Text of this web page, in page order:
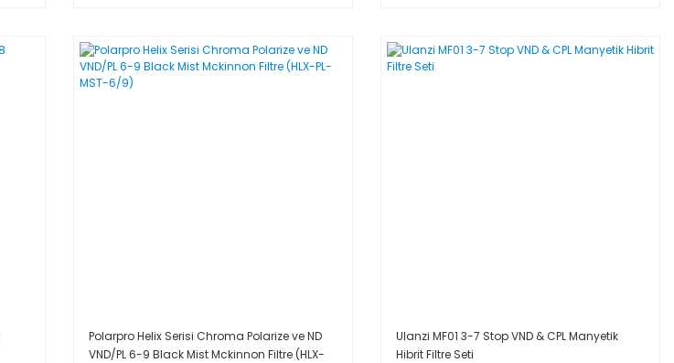
Polarpro Helix Serisi Chroma Polarize ve ND
VND/PL 6-9 Black Mist Mckinnon Filtre (HLX-
Ulanzi MF01 3-7 Stop VND & CPL Manyetik
Hibrit Filtre Seti